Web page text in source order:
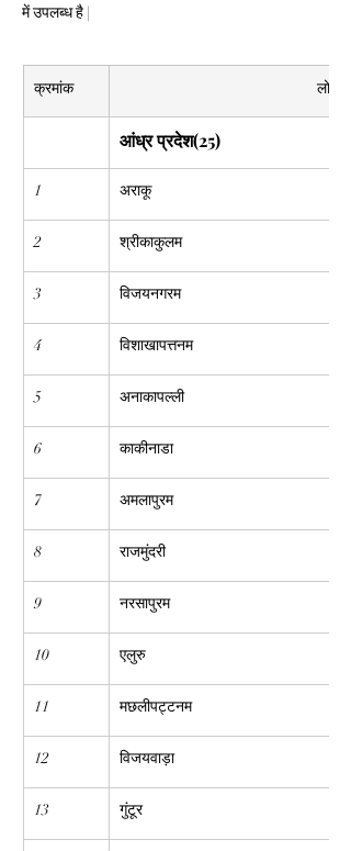
में उपलब्ध है |
क्रमांक
आंध्र प्रदेश(25)
1 अराकू
2 श्रीकाकुलम
3 विजयनगरम
4 विशाखापत्तनम
5 अनाकापल्ली
6 काकीनाडा
7 अमलापुरम
8 राजमुंदरी
9 नरसापुरम
10 एलुरु
11 मछलीपट्टनम
12 विजयवाड़ा
13 गुंटूर